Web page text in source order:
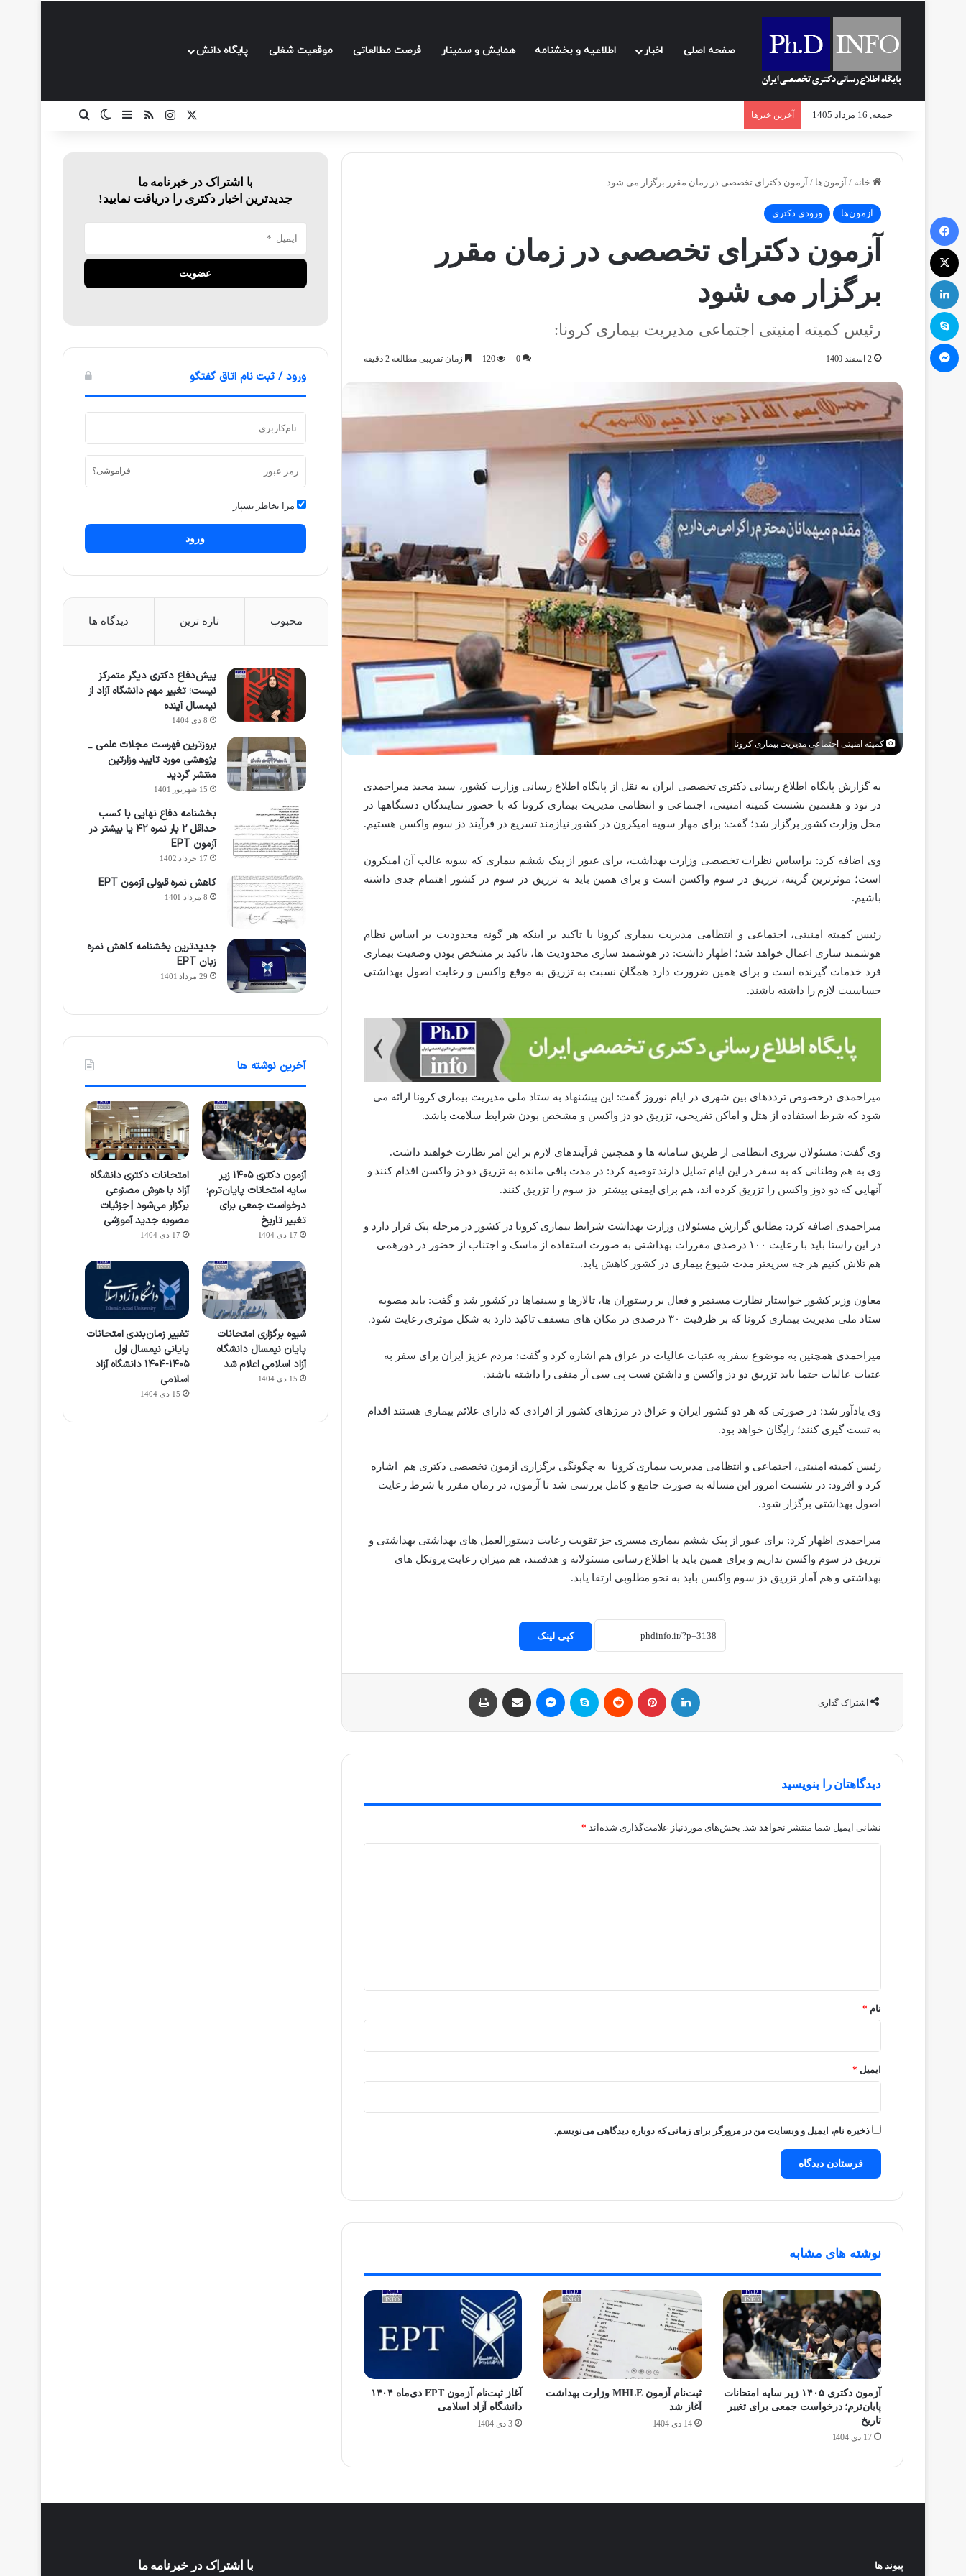
صفحه اصلی اخبار اطلاعیه و بخشنامه‌ همایش و سمینار فرصت مطالعاتی موقعیت شغلی پایگاه دانش
جمعه, 16 مرداد 1405 آخرین خبرها ایکساینستاگرام
خوراکسایدبارتغییر پوسته
خانه / آزمون‌ها / آزمون دکترای تخصصی در زمان مقرر برگزار می شود
آزمون‌ها ورودی دکتری
آزمون دکترای تخصصی در زمان مقرر
برگزار می شود
رئیس کمیته امنیتی اجتماعی مدیریت بیماری کرونا:
2 اسفند 1400 0
120 زمان تقریبی مطالعه 2 دقیقه
کمیته امنیتی اجتماعی مدیریت بیماری کرونا
به گزارش پایگاه اطلاع رسانی دکتری تخصصی ایران به نقل از پایگاه اطلاع رسانی وزارت کشور، سید مجید میراحمدی
در نود و هفتمین نشست کمیته امنیتی، اجتماعی و انتظامی مدیریت بیماری کرونا که با حضور نمایندگان دستگاهها در
محل وزارت کشور برگزار شد؛ گفت: برای مهار سویه امیکرون در کشور نیازمند تسریع در فرآیند دز سوم واکسن هستیم.
وی اضافه کرد: براساس نظرات تخصصی وزارت بهداشت، برای عبور از پیک ششم بیماری که سویه غالب آن امیکرون
است؛ موثرترین گزینه، تزریق دز سوم واکسن است و برای همین باید به تزریق دز سوم در کشور اهتمام جدی داشته
باشیم.
رئیس کمیته امنیتی، اجتماعی و انتظامی مدیریت بیماری کرونا با تاکید بر اینکه هر گونه محدودیت بر اساس نظام
هوشمند سازی اعمال خواهد شد؛ اظهار داشت: در هوشمند سازی محدودیت ها، تاکید بر مشخص بودن وضعیت بیماری
فرد خدمات گیرنده است و برای همین ضرورت دارد همگان نسبت به تزریق به موقع واکسن و رعایت اصول بهداشتی
حساسیت لازم را داشته باشند.
میراحمدی درخصوص ترددهای بین شهری در ایام نوروز گفت: این پیشنهاد به ستاد ملی مدیریت بیماری کرونا ارائه می
شود که شرط استفاده از هتل و اماکن تفریحی، تزریق دو دز واکسن و مشخص بودن شرایط سلامت باشد.
وی گفت: مسئولان نیروی انتظامی از طریق سامانه ها و همچنین فرآیندهای لازم بر این امر نظارت خواهند داشت.
وی به هم وطنانی که به سفر در این ایام تمایل دارند توصیه کرد: در مدت باقی مانده به تزریق دو دز واکسن اقدام کنند و
آنهایی که دو دوز واکسن را تزریق کرده اند، هم برای ایمنی بیشتر دز سوم را تزریق کنند.
میراحمدی اضافه کرد: مطابق گزارش مسئولان وزارت بهداشت شرایط بیماری کرونا در کشور در مرحله پیک قرار دارد و
در این راستا باید با رعایت ۱۰۰ درصدی مقررات بهداشتی به صورت استفاده از ماسک و اجتناب از حضور در دورهمی
هم تلاش کنیم هر چه سریعتر مدت شیوع بیماری در کشور کاهش یابد.
معاون وزیر کشور خواستار نظارت مستمر و فعال بر رستوران ها، تالارها و سینماها در کشور شد و گفت: باید مصوبه
ستاد ملی مدیریت بیماری کرونا که بر ظرفیت ۳۰ درصدی در مکان های مسقف تاکید دارد به شکل موثری رعایت شود.
میراحمدی همچنین به موضوع سفر به عتبات عالیات در عراق هم اشاره کرد و گفت: مردم عزیز ایران برای سفر به
عتبات عالیات حتما باید تزریق دو دز واکسن و داشتن تست پی سی آر منفی را داشته باشند.
وی یادآور شد: در صورتی که هر دو کشور ایران و عراق در مرزهای کشور از افرادی که دارای علائم بیماری هستند اقدام
به تست گیری کنند؛ رایگان خواهد بود.
رئیس کمیته امنیتی، اجتماعی و انتظامی مدیریت بیماری کرونا به چگونگی برگزاری آزمون تخصصی دکتری هم اشاره
کرد و افزود: در نشست امروز این مساله به صورت جامع و کامل بررسی شد تا آزمون، در زمان مقرر با شرط رعایت
اصول بهداشتی برگزار شود.
میراحمدی اظهار کرد: برای عبور از پیک ششم بیماری مسیری جز تقویت رعایت دستورالعمل های بهداشتی بهداشتی و
تزریق دز سوم واکسن نداریم و برای همین باید با اطلاع رسانی مسئولانه و هدفمند، هم میزان رعایت پروتکل های
بهداشتی و هم آمار تزریق دز سوم واکسن باید به نحو مطلوبی ارتقا یابد.
کپی لینک
اشتراک گذاری
دیدگاهتان را بنویسید
نشانی ایمیل شما منتشر نخواهد شد. بخش‌های موردنیاز علامت‌گذاری شده‌اند *
نام *
ایمیل *
ذخیره نام، ایمیل و وبسایت من در مرورگر برای زمانی که دوباره دیدگاهی می‌نویسم.
نوشته های مشابه
آزمون دکتری ۱۴۰۵ زیر سایه امتحانات
پایان‌ترم؛ درخواست جمعی برای تغییر
تاریخ
17 دی 1404
ثبت‌نام آزمون MHLE وزارت بهداشت
آغاز شد
14 دی 1404
آغاز ثبت‌نام آزمون EPT دی‌ماه ۱۴۰۴
دانشگاه آزاد اسلامی
3 دی 1404
با اشتراک در خبرنامه ما
جدیدترین اخبار دکتری را دریافت نمایید!
ورود / ثبت نام اتاق گفتگو
فراموشی؟
مرا بخاطر بسپار
ورود
محبوب تازه ترین دیدگاه ها
پیش‌دفاع دکتری دیگر متمرکز
نیست؛ تغییر مهم دانشگاه آزاد از
نیمسال آینده
8 دی 1404
بروزترین فهرست مجلات علمی _
پژوهشی مورد تایید وزارتین
منتشر گردید
15 شهریور 1401
بخشنامه دفاع نهایی با کسب
حداقل ۲ بار نمره ۴۲ یا بیشتر در
آزمون EPT
17 خرداد 1402
کاهش نمره قبولی آزمون EPT
8 مرداد 1401
جدیدترین بخشنامه کاهش نمره
زبان EPT
29 مرداد 1401
آخرین نوشته ها
آزمون دکتری ۱۴۰۵ زیر
سایه امتحانات پایان‌ترم؛
درخواست جمعی برای
تغییر تاریخ
17 دی 1404
امتحانات دکتری دانشگاه
آزاد با هوش مصنوعی
برگزار می‌شود | جزئیات
مصوبه جدید آموزشی
17 دی 1404
شیوه برگزاری امتحانات
پایان نیمسال دانشگاه
آزاد اسلامی اعلام شد
15 دی 1404
تغییر زمان‌بندی امتحانات
پایانی نیمسال اول
۱۴۰۵-۱۴۰۴ دانشگاه آزاد
اسلامی
15 دی 1404
پیوند ها
با اشتراک در خبرنامه ما